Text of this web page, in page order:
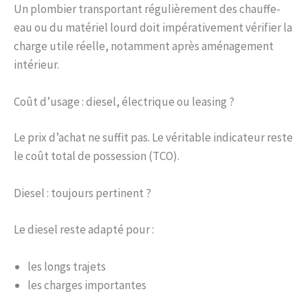
Un plombier transportant régulièrement des chauffe-
eau ou du matériel lourd doit impérativement vérifier la
charge utile réelle, notamment après aménagement
intérieur.
Coût d’usage : diesel, électrique ou leasing ?
Le prix d’achat ne suffit pas. Le véritable indicateur reste
le coût total de possession (TCO).
Diesel : toujours pertinent ?
Le diesel reste adapté pour :
les longs trajets
les charges importantes